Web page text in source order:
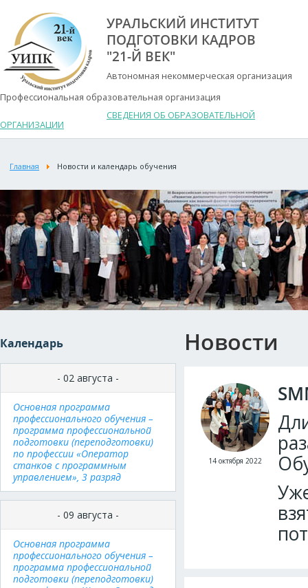
УРАЛЬСКИЙ ИНСТИТУТ
ПОДГОТОВКИ КАДРОВ
"21-Й ВЕК"
Автономная некоммерческая организация
Профессиональная образовательная организация
СВЕДЕНИЯ ОБ ОБРАЗОВАТЕЛЬНОЙ
ОРГАНИЗАЦИИ
Главная Новости и календарь обучения
Календарь
- 02 августа -
Основная программа
профессионального обучения –
программа профессиональной
подготовки (переподготовки)
по профессии «Оператор
станков с программным
управлением», 3 разряд
- 09 августа -
Основная программа
профессионального обучения –
программа профессиональной
подготовки (переподготовки)
Новости
14 октября 2022